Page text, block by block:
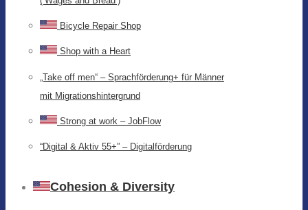
Bicycle Repair Shop
Shop with a Heart
„Take off men“ – Sprachförderung+ für Männer
mit Migrationshintergrund
Strong at work – JobFlow
“Digital & Aktiv 55+” – Digitalförderung
Cohesion & Diversity